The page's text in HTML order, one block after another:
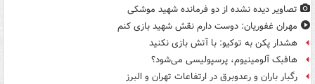
تصاویر دیده‌ نشده از دو فرمانده شهید موشکی
مهران غفوریان: دوست دارم نقش شهید بازی کنم
هشدار پکن به توکیو: با آتش بازی نکنید
هافبک آلومینیوم، پرسپولیسی می‌شود؟
رگبار باران و رعدوبرق در ارتفاعات تهران و البرز